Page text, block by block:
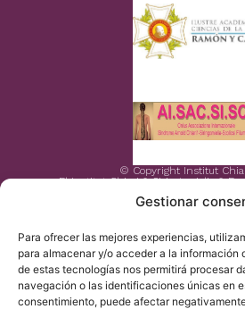
Gestionar
Para ofrecer las mejores experiencias,
para almacenar y/o acceder a la información
de estas tecnologías nos permitirá procesar
navegación o las identificaciones únicas en
consentimiento, puede afectar
© Copyright Institut
El Institut Chiari & Siringomielia &
2016/679 (RGPD).